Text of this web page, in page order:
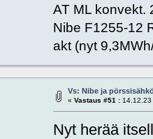
AT ML konvekt.
Nibe F1255-12
akt (nyt
Vs: Nibe ja
« Vastaus #51 :14.12.23
Nyt herää